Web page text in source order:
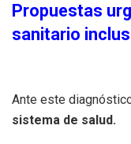
Propuestas
sanitario
Ante este
sistema de salud.